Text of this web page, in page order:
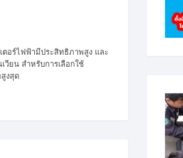
ตอร์ไฟฟ้ามีประสิทธิภาพสูง และ
ยน สำหรับการเลือกใช้
งสุด